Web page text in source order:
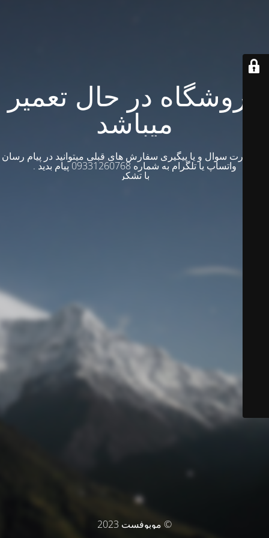
فروشگاه در حال تعمیر
میباشد
در صورت سوال و یا پیگیری سفارش های قبلی میتوانید در پیام رسان
واتساپ یا تلگرام به شماره 09331260768 پیام بدید .
با تشکر
© موبوفست 2023